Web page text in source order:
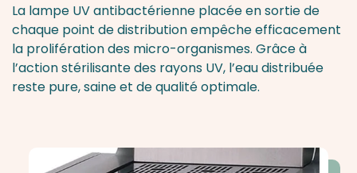
La lampe UV antibactérienne placée en sortie de
chaque point de distribution empêche efficacement
la prolifération des micro-organismes. Grâce à
l’action stérilisante des rayons UV, l’eau distribuée
reste pure, saine et de qualité optimale.